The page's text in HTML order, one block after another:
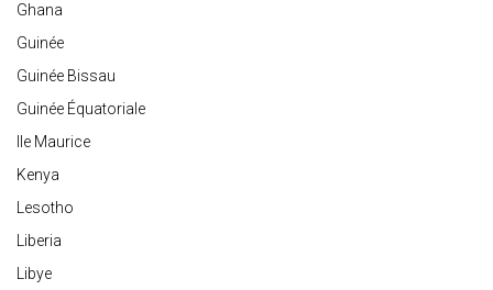
Ghana
Guinée
Guinée Bissau
Guinée Équatoriale
Ile Maurice
Kenya
Lesotho
Liberia
Libye